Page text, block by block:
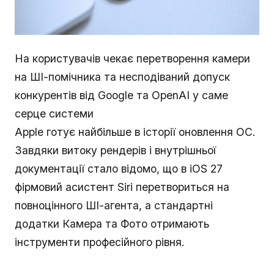
На користувачів чекає перетворення камери
на ШІ-помічника та несподіваний допуск
конкурентів від Google та OpenAI у саме
серце системи
Apple готує найбільше в історії оновлення ОС.
Завдяки витоку рендерів і внутрішньої
документації стало відомо, що в iOS 27
фірмовий асистент Siri перетвориться на
повноцінного ШІ-агента, а стандартні
додатки Камера та Фото отримають
інструменти професійного рівня.